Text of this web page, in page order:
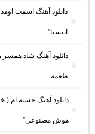
دانلود آهنگ اسمت
اینستا”
طعمه
دانلود آهنگ خسته ام (
هوش مصنوعی”